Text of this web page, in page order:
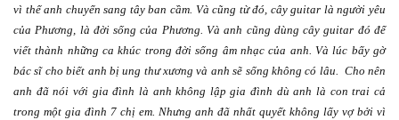
vì thế anh chuyển sang tây ban cầm. Và cũng từ đó, cây guitar là người yêu
của Phương, là đời sống của Phương. Và anh cũng dùng cây guitar đó để
viết thành những ca khúc trong đời sống âm nhạc của anh. Và lúc bấy gờ
bác sĩ cho biết anh bị ung thư xương và anh sẽ sống không có lâu. Cho nên
anh đã nói với gia đình là anh không lập gia đình dù anh là con trai cả
trong một gia đình 7 chị em. Nhưng anh đã nhất quyết không lấy vợ bởi vì